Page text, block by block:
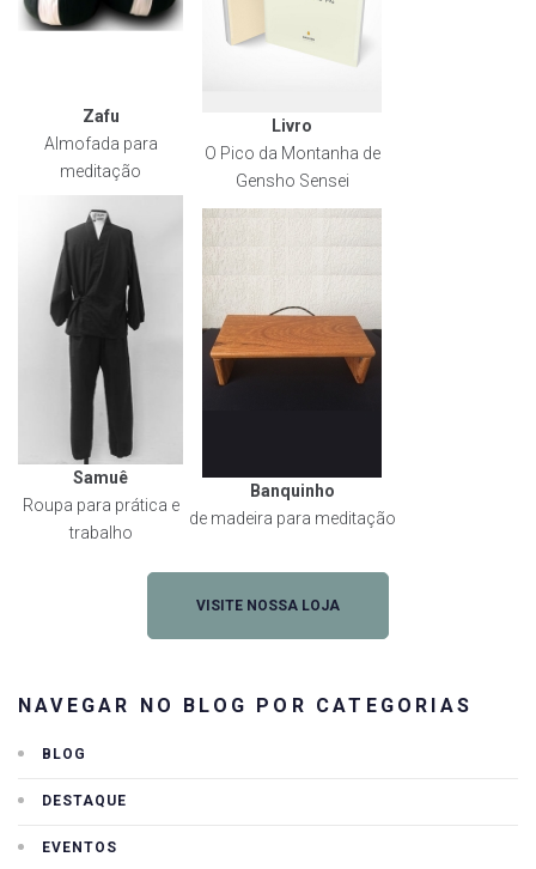
Zafu
Almofada para
meditação
Livro
O Pico da Montanha de
Gensho Sensei
Samuê
Roupa para prática e
trabalho
Banquinho
de madeira para meditação
VISITE NOSSA LOJA
NAVEGAR NO BLOG POR CATEGORIAS
BLOG
DESTAQUE
EVENTOS